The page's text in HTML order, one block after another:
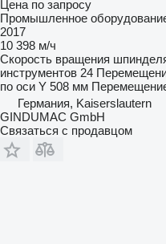
Цена по запросу
Промышленное
2017
10 398 м/ч
Скорость вращения
инструментов 24
по оси Y 508 мм
Германия, Kaiserslautern
GINDUMAC GmbH
Связаться с продавцом